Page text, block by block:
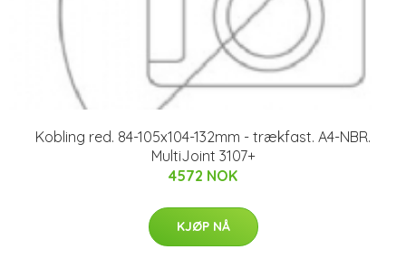
Kobling red. 84-105x104-132mm - trækfast. A4-NBR.
MultiJoint 3107+
4572 NOK
KJØP NÅ